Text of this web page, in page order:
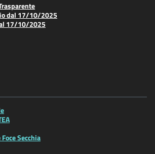
dal 17/10/2025
17/10/2025
Secchia